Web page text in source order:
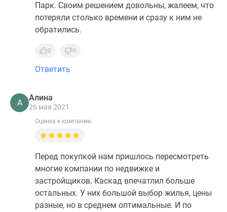
Парк. Своим решением довольны, жалеем, что
потеряли столько времени и сразу к ним не
обратились.
0 0
Ответить
А
Алина
26 мая 2021
Оценка к компании:
Перед покупкой нам пришлось пересмотреть
многие компании по недвижке и
застройщиков. Каскад впечатлил больше
остальных. У них большой выбор жилья, цены
разные, но в среднем оптимальные. И по